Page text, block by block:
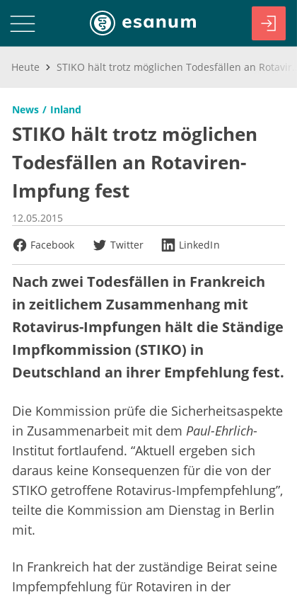
Heute
News Inland
STIKO hält trotz möglichen
Todesfällen an Rotaviren-
Impfung fest
12.05.2015
Facebook
Twitter LinkedIn
Nach zwei Todesfällen in Frankreich
in zeitlichem Zusammenhang mit
Rotavirus-Impfungen hält die Ständige
Impfkommission (STIKO) in
Deutschland an ihrer Empfehlung fest.
Die Kommission prüfe die Sicherheitsaspekte
in Zusammenarbeit mit dem Paul-Ehrlich-
Institut fortlaufend. “Aktuell ergeben sich
daraus keine Konsequenzen für die von der
STIKO getroffene Rotavirus-Impfempfehlung”,
teilte die Kommission am Dienstag in Berlin
mit.
In Frankreich hat der zuständige Beirat seine
Impfempfehlung für Rotaviren in der